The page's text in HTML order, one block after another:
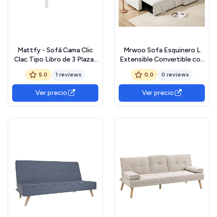
Mattfy - Sofá Cama Clic
Clac Tipo Libro de 3 Plazas
Modelo Milos, Diseño
Moderno, Práctico y
Funcional, Acabado en Gris
5.0 1 reviews
Ver precio
Mrwoo Sofa Esquinero L
Extensible Convertible con
Almacenamiento, Sofá
Cama de 4 Plazas con
Puerto-USB, Portavasos,
Tela Chenille (Beige)
0.0 0 reviews
Ver precio